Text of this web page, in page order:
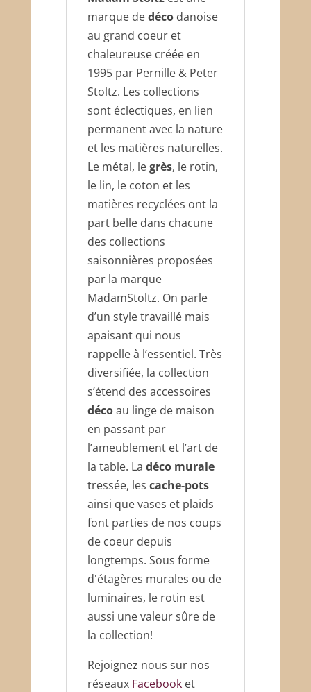
marque dedécodanoise
au grand coeur et
chaleureuse créée en
1995 par Pernille & Peter
Stoltz. Les collections
sont éclectiques, en lien
permanent avec la nature
et les matières naturelles.
Le métal, legrès, le rotin,
le lin, le coton et les
matières recyclées ont la
part belle dans chacune
des collections
saisonnières proposées
par la marque
MadamStoltz. On parle
d’un style travaillé mais
apaisant qui nous
rappelle à l’essentiel. Très
diversifiée, la collection
s’étend des accessoires
décoau linge de maison
en passant par
l’ameublement et l’art de
la table. La déco murale
tressée, les cache-pots
ainsi que vases et plaids
font parties de nos coups
de coeur depuis
longtemps. Sous forme
d'étagères murales ou de
luminaires, le rotin est
aussi une valeur sûre de
la collection!
Rejoignez nous sur nos
réseaux Facebooket